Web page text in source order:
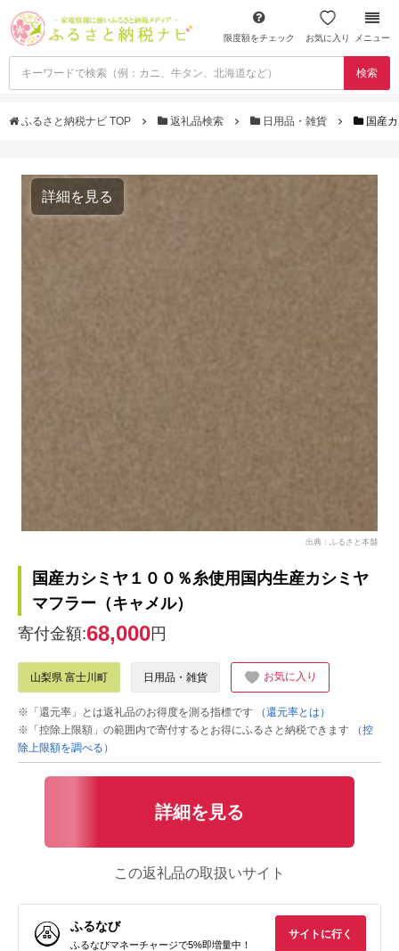
限度額をチェック お気に入り メニュー
検索
ふるさと納税ナビ TOP 返礼品検索 日用品・雑貨 国産
詳細を見る
出典：ふるさと本舗
国産カシミヤ１００％糸使用国内生産カシミヤ
マフラー（キャメル）
寄付金額:68,000円
山梨県 富士川町 日用品・雑貨 お気に入り
※「還元率」とは返礼品のお得度を測る指標です
（還元率とは）
※「控除上限額」の範囲内で寄付するとお得にふるさと納税できます
（控
除上限額を調べる）
詳細を見る
この返礼品の取扱いサイト
ふるなび
ふるなびマネーチャージで5%即増量中！
サイトに行く